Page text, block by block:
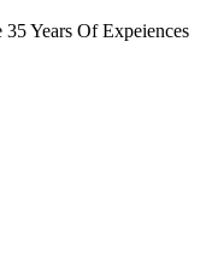
Years Of Expeiences